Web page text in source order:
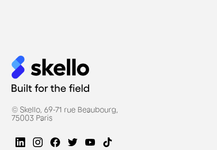
© Skello, 69-71 rue Beaubourg,
75003 Paris